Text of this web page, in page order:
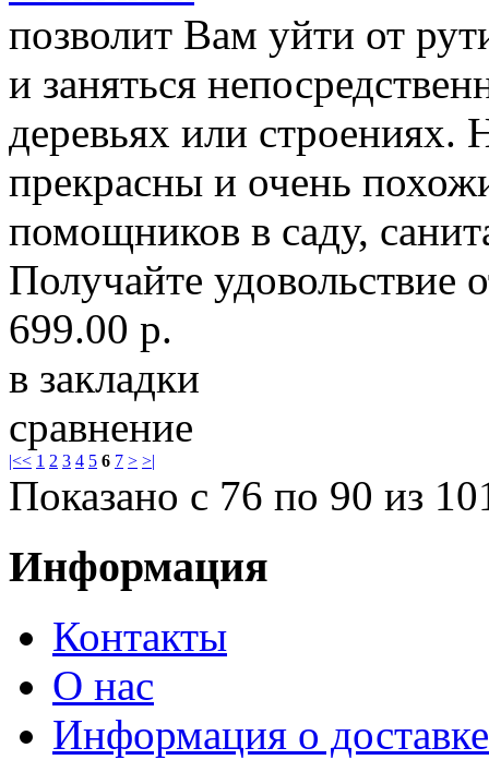
позволит Вам уйти от
и заняться
деревьях или строениях.
прекрасны и очень
помощников в саду,
Получайте удовольствие
699.00 р.
в закладки
сравнение
|<< 1 2 3 4 5 6 7 > >|
Показано с 76 по 90 из
Информация
Контакты
О нас
Информация о доставке